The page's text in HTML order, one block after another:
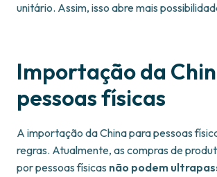
unitário. Assim, isso abre mais
Importação da
pessoas físicas
A importação da China para pessoas
regras. Atualmente, as compras de
por pessoas físicas não podem